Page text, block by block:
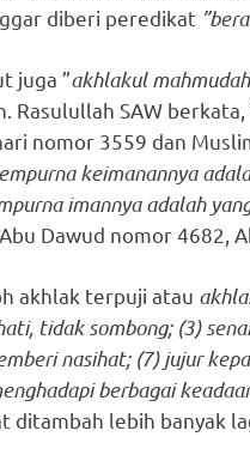
diberi peredikat
juga ”akhlakul mahmudah
Rasulullah SAW berkata,
nomor 3559 dan
keimanannya
imannya adalah
Dawud nomor 4682,
akhlak terpuji atau
tidak sombong; (3)
nasihat; (7) jujur
berbagai
ditambah lebih banyak